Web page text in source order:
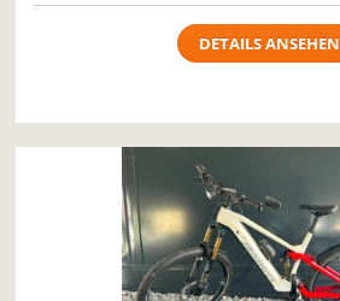
DETAILS ANSEHEN